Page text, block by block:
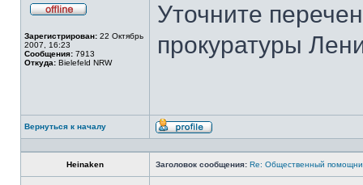
сети
Зарегистрирован: 22 Октябрь
2007, 16:23
Сообщения: 7913
Откуда: Bielefeld NRW
Уточните
прокуратуры
Вернуться к началу
Профиль
Heinaken Заголовок сообщения: Re: Общественный